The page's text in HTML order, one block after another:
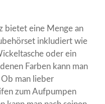
bietet eine Menge an
inkludiert wie
oder ein
Farben kann man
man lieber
zum Aufpumpen